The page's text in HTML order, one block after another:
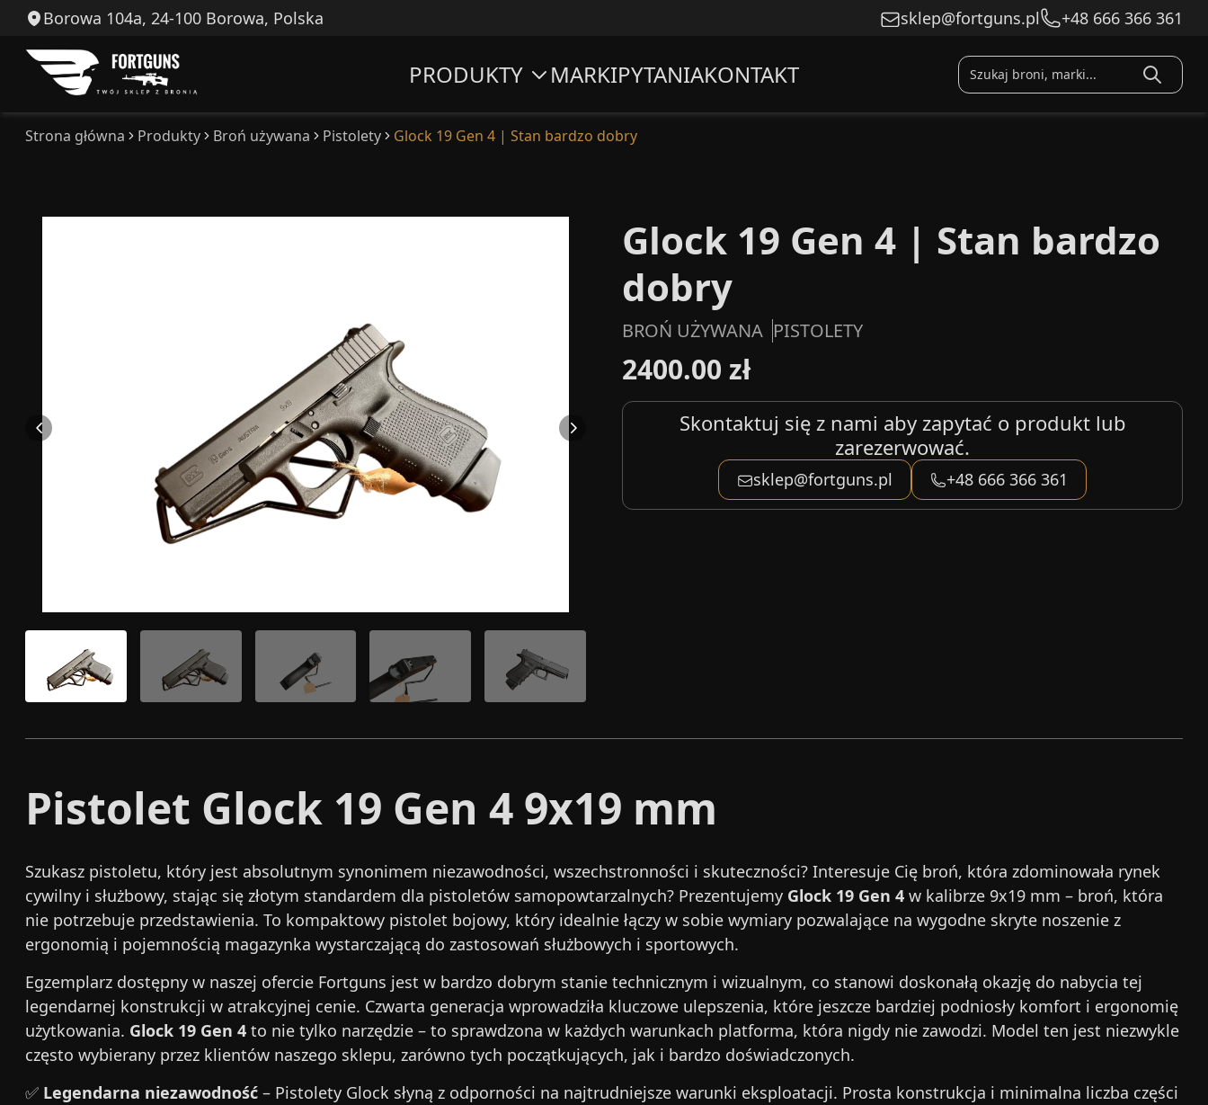
Borowa 104a, 24-100 Borowa, Polska sklep@fortguns.pl +48 666 366 361
PRODUKTY MARKIPYTANIAKONTAKT
Strona główna Produkty Broń używana Pistolety Glock 19 Gen 4 | Stan bardzo dobry
Glock 19 Gen 4 | Stan bardzo
dobry
BROŃ UŻYWANA PISTOLETY
2400.00 zł
Skontaktuj się z nami aby zapytać o produkt lub
zarezerwować.
sklep@fortguns.pl +48 666 366 361
Pistolet Glock 19 Gen 4 9x19 mm
Szukasz pistoletu, który jest absolutnym synonimem niezawodności, wszechstronności i skuteczności? Interesuje Cię broń, która zdominowała rynek
cywilny i służbowy, stając się złotym standardem dla pistoletów samopowtarzalnych? Prezentujemy Glock 19 Gen 4 w kalibrze 9x19 mm – broń, która
nie potrzebuje przedstawienia. To kompaktowy pistolet bojowy, który idealnie łączy w sobie wymiary pozwalające na wygodne skryte noszenie z
ergonomią i pojemnością magazynka wystarczającą do zastosowań służbowych i sportowych.
Egzemplarz dostępny w naszej ofercie Fortguns jest w bardzo dobrym stanie technicznym i wizualnym, co stanowi doskonałą okazję do nabycia tej
legendarnej konstrukcji w atrakcyjnej cenie. Czwarta generacja wprowadziła kluczowe ulepszenia, które jeszcze bardziej podniosły komfort i ergonomię
użytkowania. Glock 19 Gen 4 to nie tylko narzędzie – to sprawdzona w każdych warunkach platforma, która nigdy nie zawodzi. Model ten jest niezwykle
często wybierany przez klientów naszego sklepu, zarówno tych początkujących, jak i bardzo doświadczonych.
✅ Legendarna niezawodność – Pistolety Glock słyną z odporności na najtrudniejsze warunki eksploatacji. Prosta konstrukcja i minimalna liczba części